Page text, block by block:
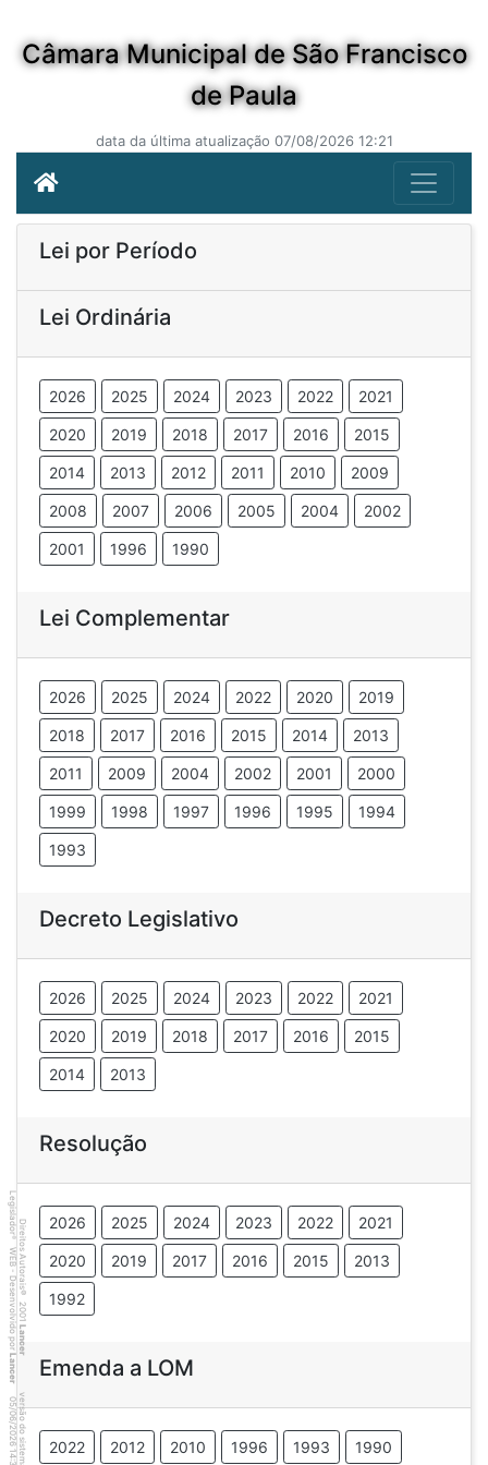
Câmara Municipal de São Francisco
de Paula
data da última atualização 07/08/2026 12:21
Lei por Período
Lei Ordinária
2026 2025 2024 2023 2022 2021
2020 2019 2018 2017 2016 2015
2014 2013 2012 2011 2010 2009
2008 2007 2006 2005 2004 2002
2001 1996 1990
Lei Complementar
2026 2025 2024 2022 2020 2019
2018 2017 2016 2015 2014 2013
2011 2009 2004 2002 2001 2000
1999 1998 1997 1996 1995 1994
1993
Decreto Legislativo
2026 2025 2024 2023 2022 2021
2020 2019 2018 2017 2016 2015
2014 2013
Resolução
2026 2025 2024 2023 2022 2021
2020 2019 2017 2016 2015 2013
1992
Emenda a LOM
2022 2012 2010 1996 1993 1990
Direitos Autorais
©
2001
Lancer
Legislador
®
WEB - Desenvolvido por
Lancer
4
4
4
:3
9
0
5
/
0
6
/
2
0
2
6